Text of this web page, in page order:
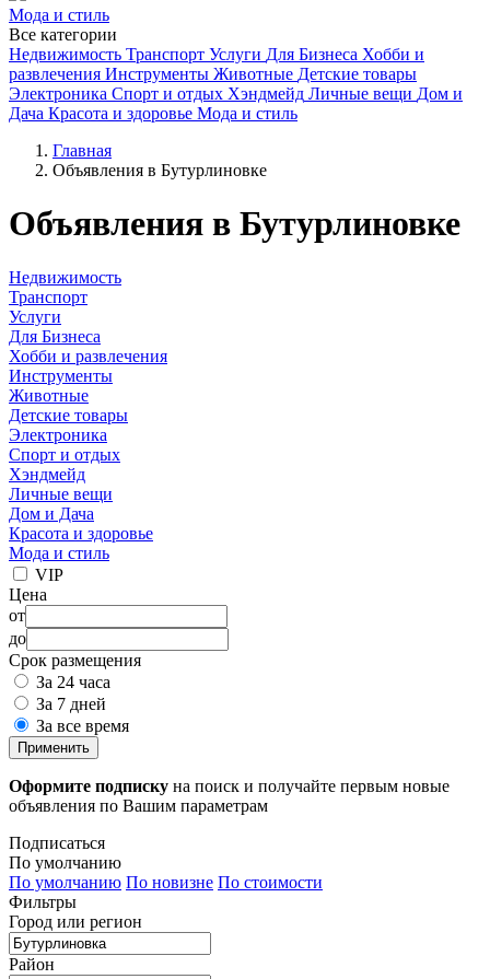
Мода и стиль
Все категории
Недвижимость Транспорт Услуги Для Бизнеса Хобби и
развлечения Инструменты Животные Детские товары
Электроника Спорт и отдых Хэндмейд Личные вещи Дом и
Дача Красота и здоровье Мода и стиль
Главная
Объявления в Бутурлиновке
Объявления в Бутурлиновке
Недвижимость
Транспорт
Услуги
Для Бизнеса
Хобби и развлечения
Инструменты
Животные
Детские товары
Электроника
Спорт и отдых
Хэндмейд
Личные вещи
Дом и Дача
Красота и здоровье
Мода и стиль
VIP
Цена
от
до
Срок размещения
За 24 часа
За 7 дней
За все время
Применить
Оформите подписку на поиск и получайте первым новые
объявления по Вашим параметрам
Подписаться
По умолчанию
По умолчанию По новизне По стоимости
Фильтры
Город или регион
Район